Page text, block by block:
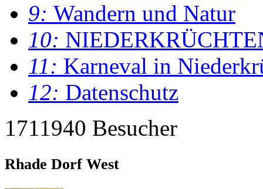
9: Wandern und Natur
10:
11: Karneval in
12: Datenschutz
1711940 Besucher
Rhade Dorf West